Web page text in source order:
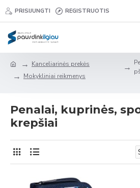
PRISIJUNGTI REGISTRUOTIS
Kanceliarinės prekės
Mokykliniai reikmenys
Penalai, kuprinės,
krepšiai